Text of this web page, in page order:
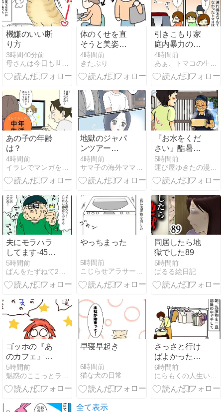
機嫌のいい断
り方
3時間40分前
母さんは今日も世話をやく
体のくせを直
そうと美姿勢
を意識してた
ら、筋トレま
で始めてまし
4時間前
きたぷり
引きこもり家
庭内暴力の中
学生を部屋か
ら出した話⑫
4時間前
あの子の年齢
は？
4時間前
地獄のジャパ
ンツアー
【37】
4時間前
『お水をくだ
さい』酷暑の
中水を求めた
配達員の悲劇
5時間前
夫にモラハラ
してます-459-
謝って仲直り
5時間前
やっちまった
5時間前
同居したら地
獄でした89
5時間前
ぱるる絵日記
ゴッホの『あ
のカフェ』驚
愕の事実① ま
さかの売り上
げ隠し・不正
5時間前
早寝早起き
6時間前
猫な犬の日常
さっさと行け
ばよかったと
反省した事
6時間前
全て表示